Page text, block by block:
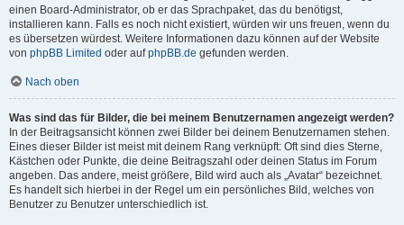
einen Board-Administrator, ob er das Sprachpaket, das du benötigst,
installieren kann. Falls es noch nicht existiert, würden wir uns freuen, wenn du
es übersetzen würdest. Weitere Informationen dazu können auf der Website
von phpBB Limited oder aufphpBB.de gefunden werden.
Nach oben
Was sind das für Bilder, die bei meinem Benutzernamen angezeigt werden?
In der Beitragsansicht können zwei Bilder bei deinem Benutzernamen stehen.
Eines dieser Bilder ist meist mit deinem Rang verknüpft: Oft sind dies Sterne,
Kästchen oder Punkte, die deine Beitragszahl oder deinen Status im Forum
angeben. Das andere, meist größere, Bild wird auch als „Avatar“ bezeichnet.
Es handelt sich hierbei in der Regel um ein persönliches Bild, welches von
Benutzer zu Benutzer unterschiedlich ist.